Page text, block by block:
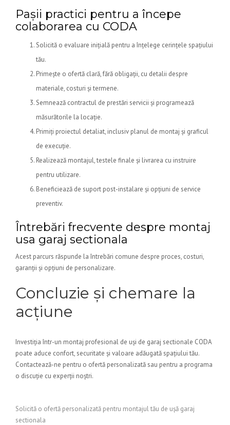
Pașii practici pentru a începe
colaborarea cu CODA
Solicită o evaluare inițială pentru a înțelege cerințele spațiului
tău.
Primește o ofertă clară, fără obligații, cu detalii despre
materiale, costuri și termene.
Semnează contractul de prestări servicii și programează
măsurătorile la locație.
Primiți proiectul detaliat, inclusiv planul de montaj și graficul
de execuție.
Realizează montajul, testele finale și livrarea cu instruire
pentru utilizare.
Beneficiează de suport post-instalare și opțiuni de service
preventiv.
Întrebări frecvente despre montaj
usa garaj sectionala
Acest parcurs răspunde la întrebări comune despre proces, costuri,
garanții și opțiuni de personalizare.
Concluzie și chemare la
acțiune
Investiția într-un montaj profesional de uși de garaj sectionale CODA
poate aduce confort, securitate și valoare adăugată spațiului tău.
Contactează-ne pentru o ofertă personalizată sau pentru a programa
o discuție cu experții noștri.
Solicită o ofertă personalizată pentru montajul tău de ușă garaj
sectionala